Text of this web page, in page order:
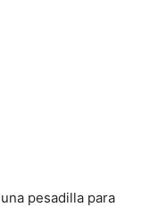
pesadilla para